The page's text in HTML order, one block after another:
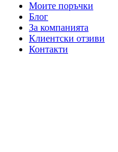
Моите поръчки
Блог
За компанията
Клиентски отзиви
Контакти